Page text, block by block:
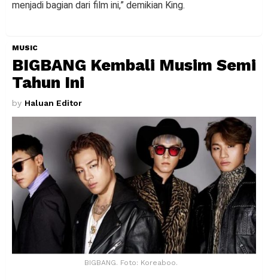
menjadi bagian dari film ini,” demikian King.
MUSIC
BIGBANG Kembali Musim Semi
Tahun Ini
by Haluan Editor
BIGBANG. Foto: Koreaboo.